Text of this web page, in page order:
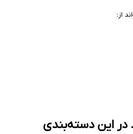
از:
در این دسته‌بندی